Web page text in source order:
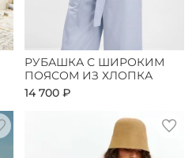
РУБАШКА С ШИРОКИМ
ПОЯСОМ ИЗ ХЛОПКА
14 700 ₽